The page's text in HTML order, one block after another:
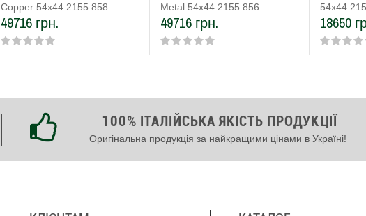
Copper 54х44 2155 858
49716 грн.
Metal 54х44 2155 856
49716 грн.
54х44
18650
100% ІТАЛІЙСЬКА ЯКІСТЬ ПРОДУКЦІЇ
Оригінальна продукція за найкращими цінами в Україні!